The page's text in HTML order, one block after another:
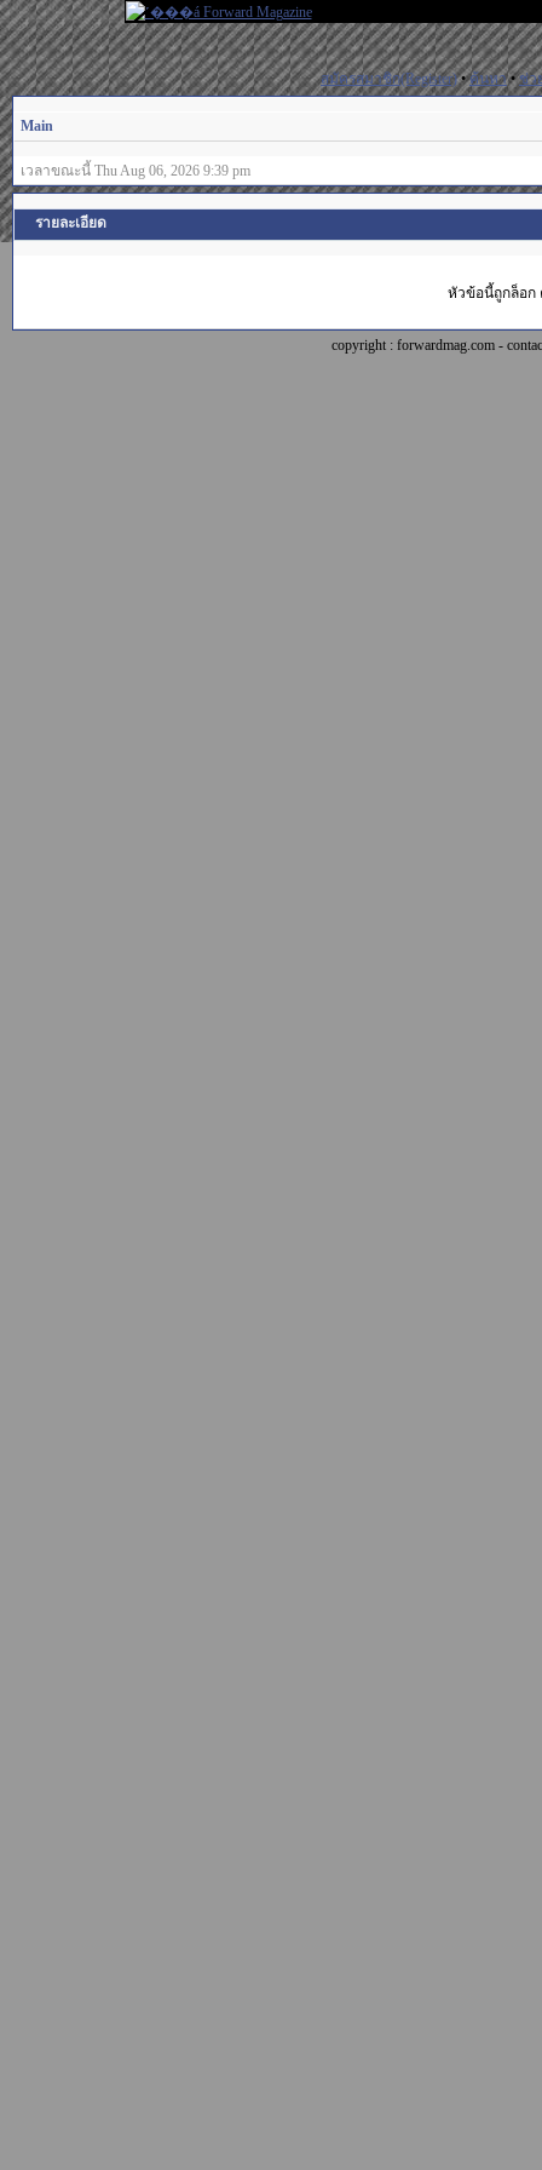
สมัครสมาชิก(Register)•ค้นหา•ช่ว
Main
เวลาขณะนี้ Thu Aug 06, 2026 9:39 pm
รายละเอียด
หัวข้อนี้ถูกล็อก
copyright : forwardmag.com -